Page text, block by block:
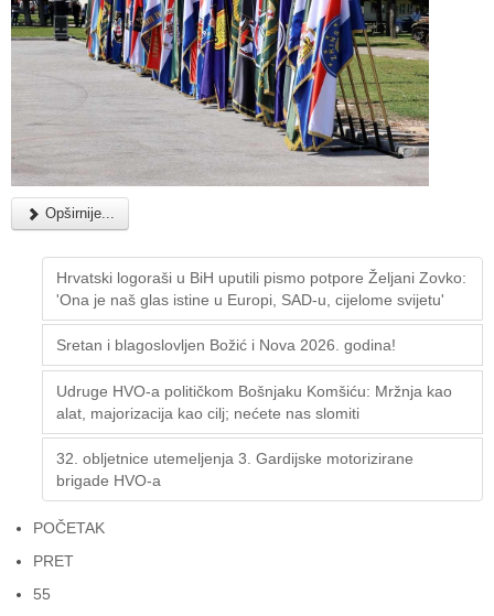
Opširnije...
Hrvatski logoraši u BiH uputili pismo potpore Željani Zovko:
'Ona je naš glas istine u Europi, SAD-u, cijelome svijetu'
Sretan i blagoslovljen Božić i Nova 2026. godina!
Udruge HVO-a političkom Bošnjaku Komšiću: Mržnja kao
alat, majorizacija kao cilj; nećete nas slomiti
32. obljetnice utemeljenja 3. Gardijske motorizirane
brigade HVO-a
POČETAK
PRET
55